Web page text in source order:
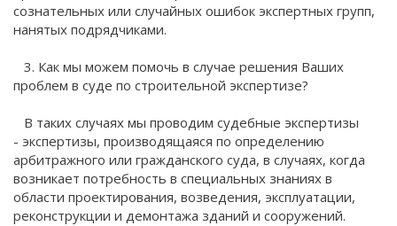
сознательных или случайных ошибок экспертных групп,
нанятых подрядчиками.
3. Как мы можем помочь в случае решения Ваших
проблем в суде по строительной экспертизе?
В таких случаях мы проводим судебные экспертизы
- экспертизы, производящаяся по определению
арбитражного или гражданского суда, в случаях, когда
возникает потребность в специальных знаниях в
области проектирования, возведения, эксплуатации,
реконструкции и демонтажа зданий и сооружений.